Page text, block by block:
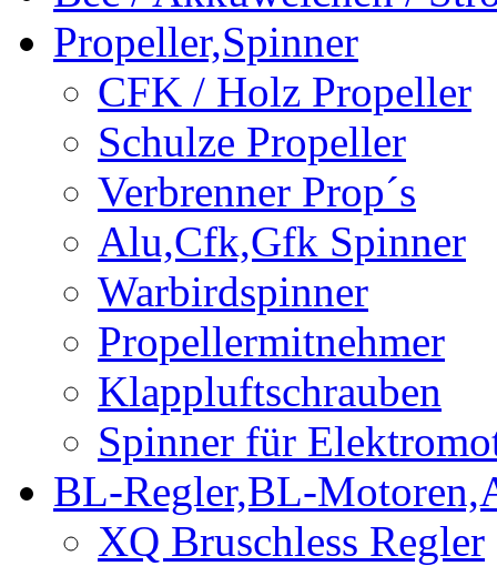
Propeller,Spinner
CFK / Holz Propeller
Schulze Propeller
Verbrenner Prop´s
Alu,Cfk,Gfk Spinner
Warbirdspinner
Propellermitnehmer
Klappluftschrauben
Spinner für
BL-Regler,BL-
XQ Bruschless Regler